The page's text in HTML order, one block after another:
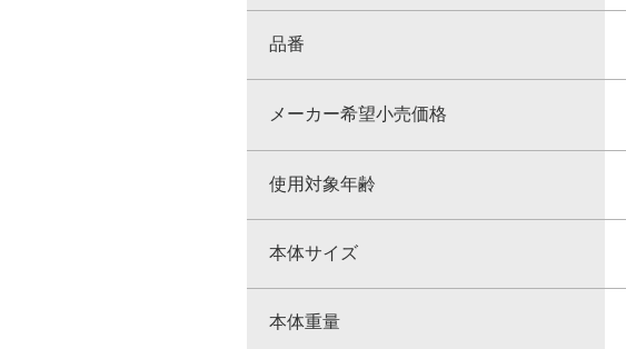
品番
メーカー希望小売価格
使用対象年齢
本体サイズ
本体重量